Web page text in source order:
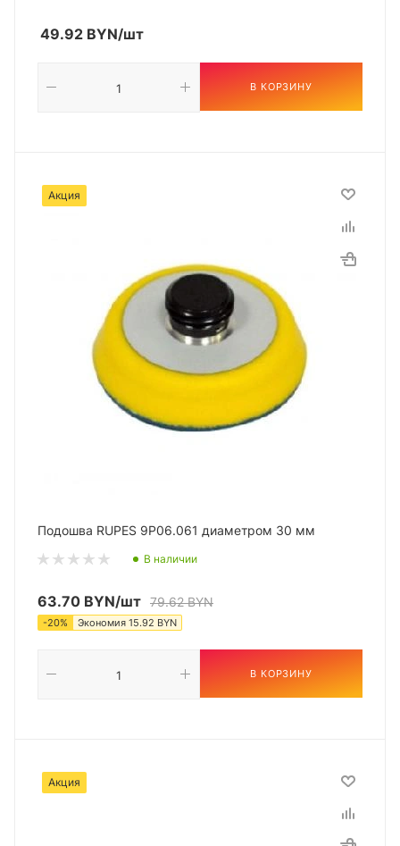
49.92 BYN/шт
В КОРЗИНУ
Акция
Подошва RUPES 9P06.061 диаметром 30 мм
В наличии
63.70 BYN/шт 79.62BYN
-20% Экономия 15.92 BYN
В КОРЗИНУ
Акция